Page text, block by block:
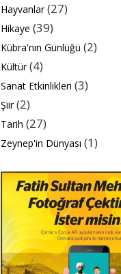
Hayvanlar(27)
Hikaye (39)
Kübra'nın Günlüğü (2)
Kültür(4)
Sanat Etkinlikleri (3)
Şiir(2)
Tarih (27)
Zeynep'in Dünyası (1)